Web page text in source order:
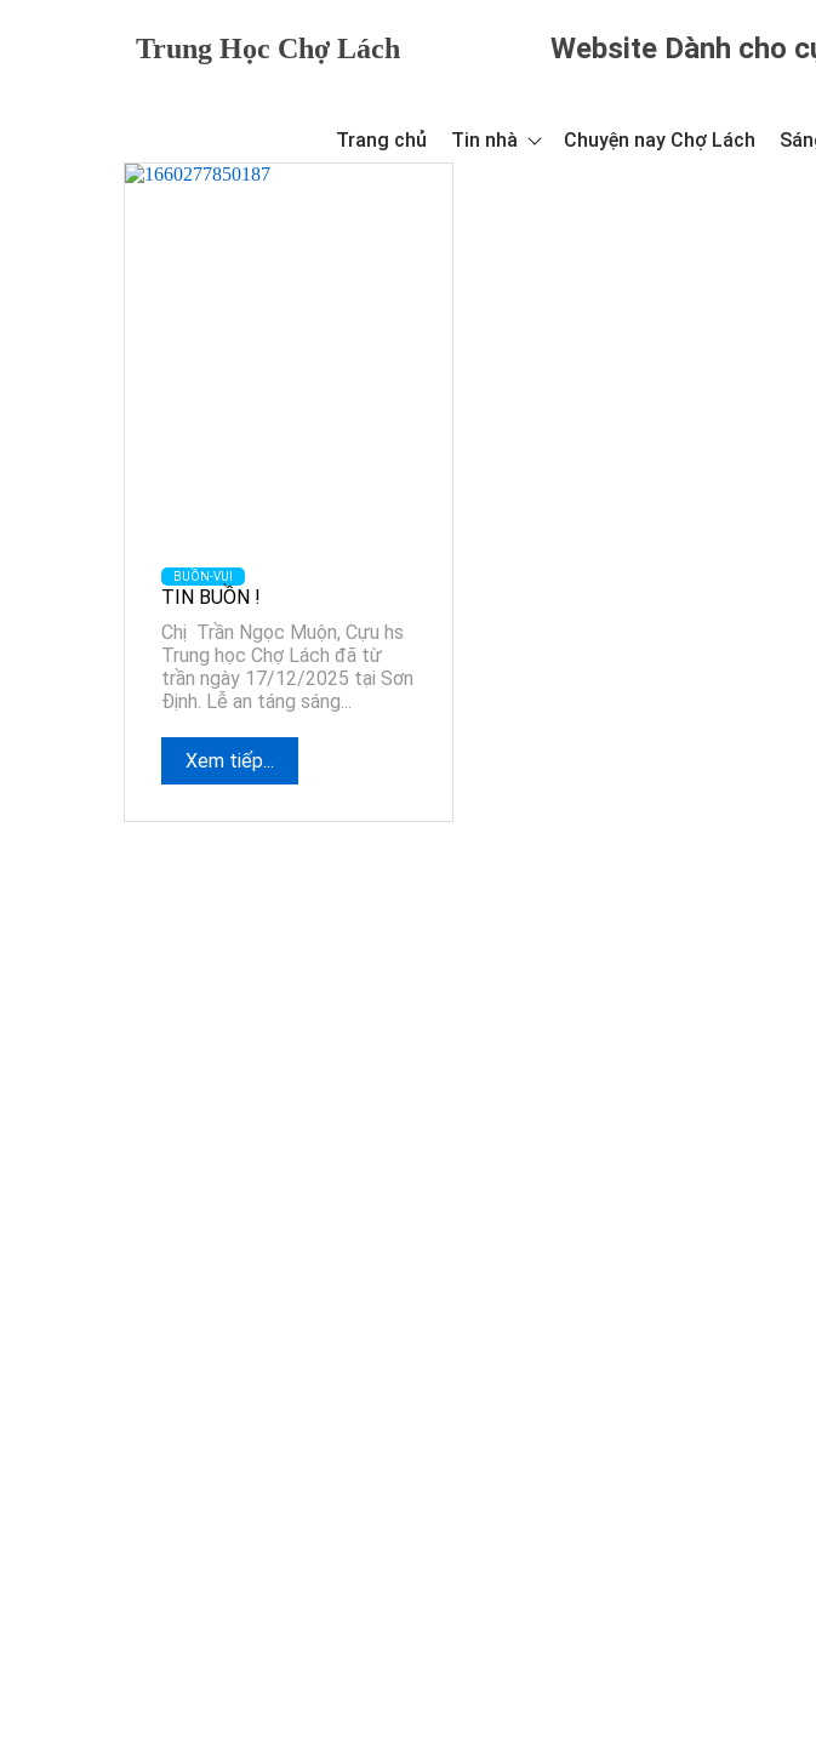
Trung Học Chợ Lách Website Dành cho
Trang chủ Tin nhà Chuyện nay Chợ Lách
BUỒN-VUI
TIN BUỒN !
Chị Trần Ngọc Muộn, Cựu hs
Trung học Chợ Lách đã từ
trần ngày 17/12/2025 tại Sơn
Định. Lễ an táng sáng...
Xem tiếp...